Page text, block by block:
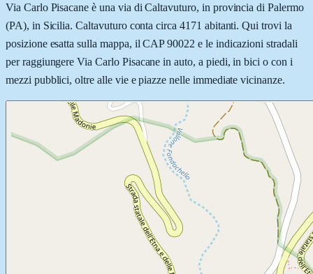
Via Carlo Pisacane è una via di Caltavuturo, in provincia di Palermo
(PA), in Sicilia. Caltavuturo conta circa 4171 abitanti. Qui trovi la
posizione esatta sulla mappa, il CAP 90022 e le indicazioni stradali
per raggiungere Via Carlo Pisacane in auto, a piedi, in bici o con i
mezzi pubblici, oltre alle vie e piazze nelle immediate vicinanze.